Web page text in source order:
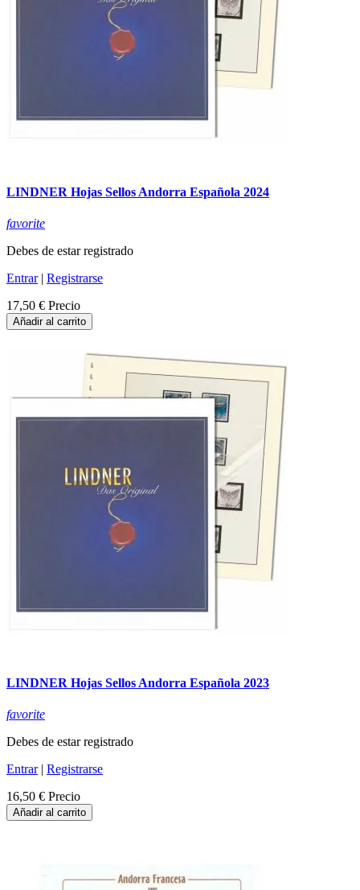
LINDNER Hojas Sellos Andorra Española 2024
favorite
Debes de estar registrado
Entrar| Registrarse
17,50 € Precio
Añadir al carrito
LINDNER Hojas Sellos Andorra Española 2023
favorite
Debes de estar registrado
Entrar| Registrarse
16,50 € Precio
Añadir al carrito